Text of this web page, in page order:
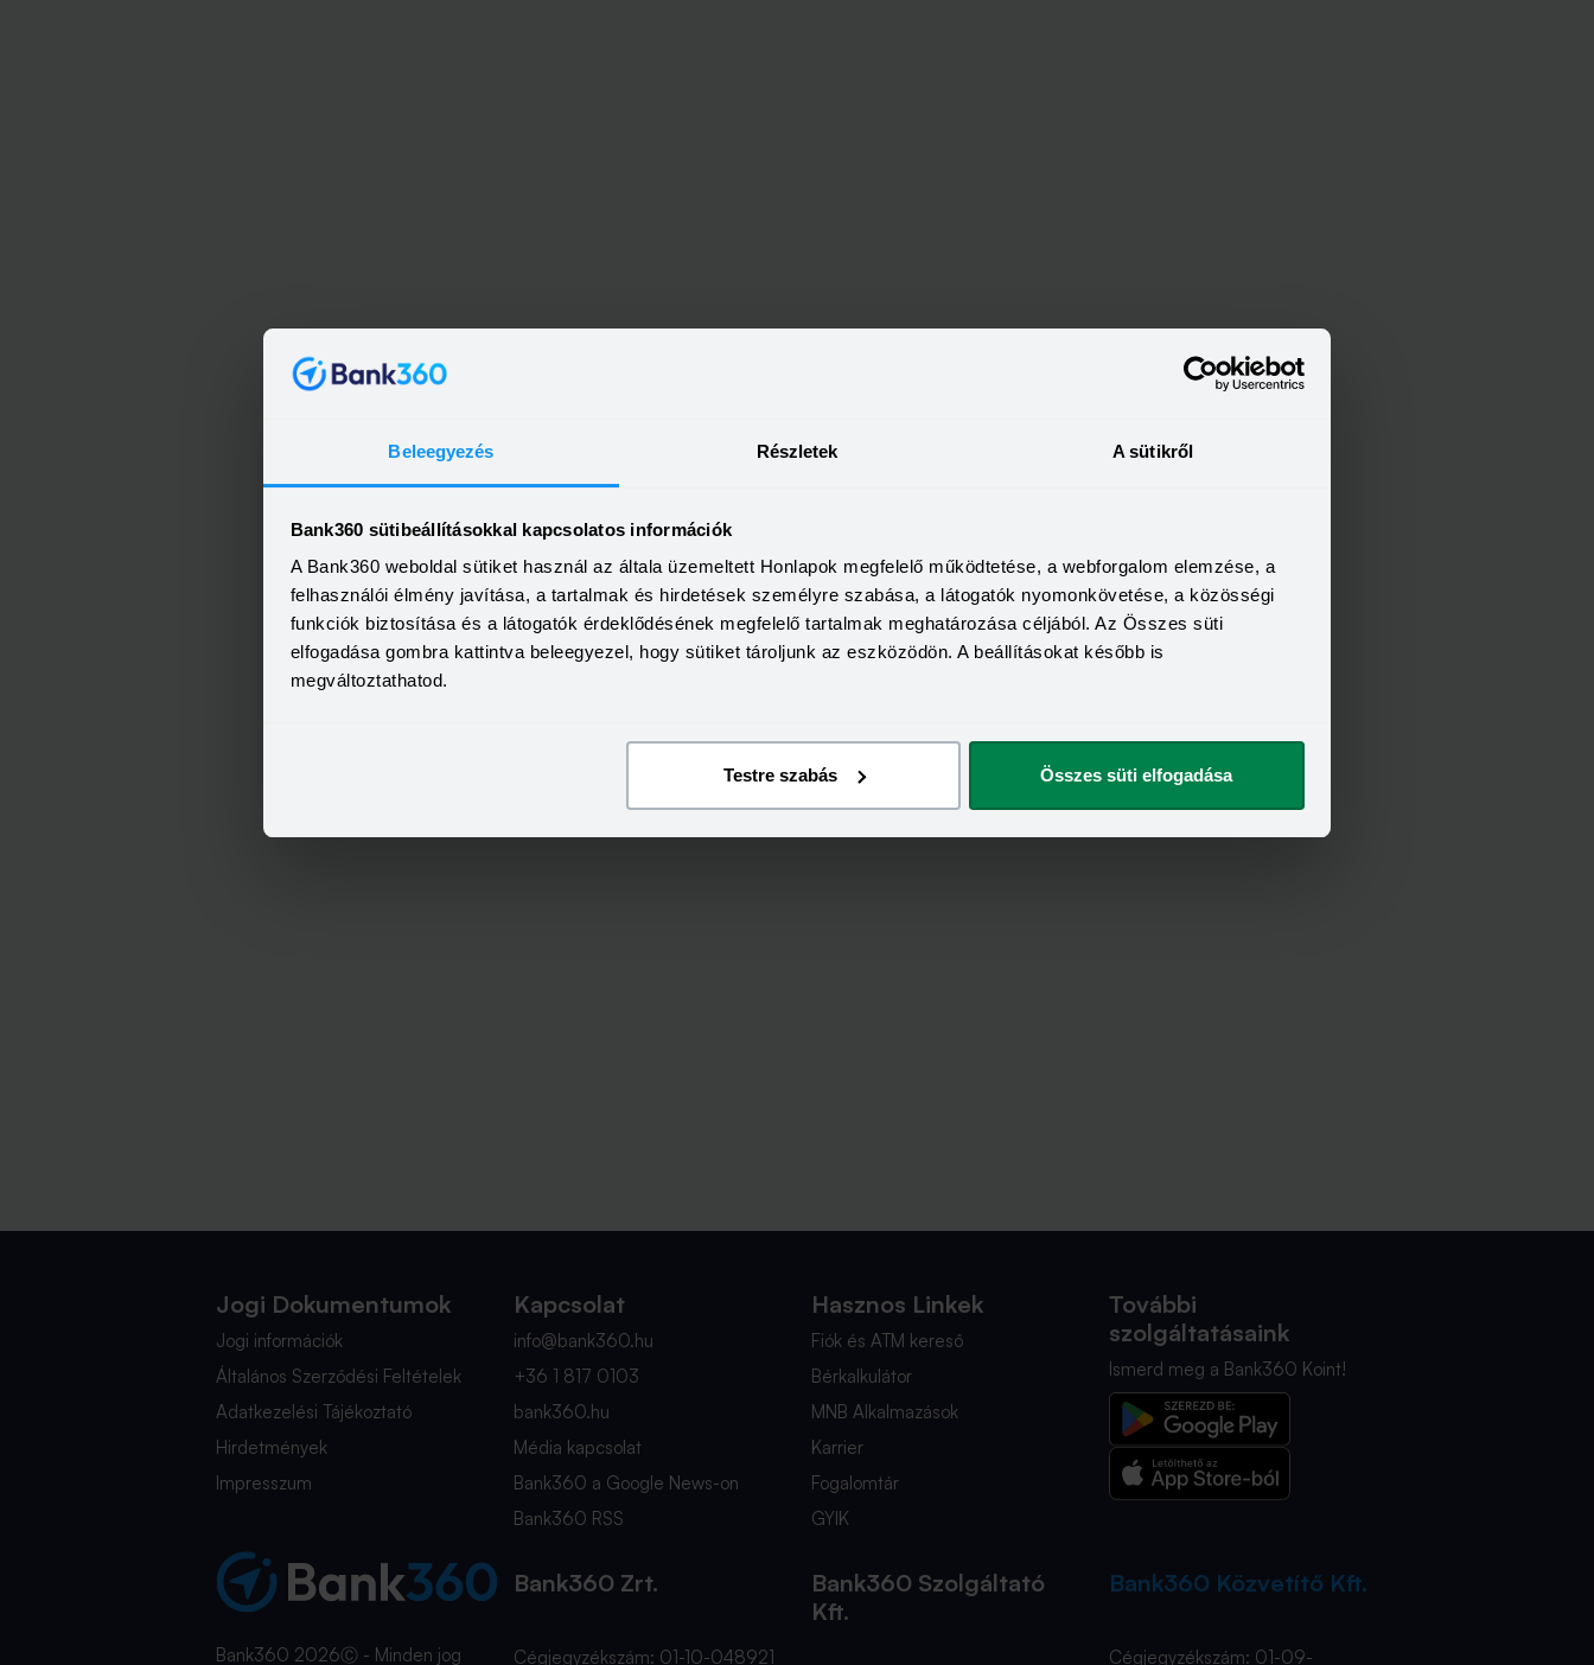
Beleegyezés Részletek A sütikről
Bank360 sütibeállításokkal kapcsolatos információk
A Bank360 weboldal sütiket használ az általa üzemeltett Honlapok megfelelő működtetése, a webforgalom elemzése, a
felhasználói élmény javítása, a tartalmak és hirdetések személyre szabása, a látogatók nyomonkövetése, a közösségi
funkciók biztosítása és a látogatók érdeklődésének megfelelő tartalmak meghatározása céljából. Az Összes süti
elfogadása gombra kattintva beleegyezel, hogy sütiket tároljunk az eszközödön. A beállításokat később is
megváltoztathatod.
Testre szabás Összes süti elfogadása
MBH bankfiókok Tatabánya településen
2800 Tatabánya, Fő tér 6.
Tovább a fiókoldalra
6.
Tovább a fiókoldalra
Jogi Dokumentumok
Jogi információk
Általános Szerződési Feltételek
Adatkezelési Tájékoztató
Hirdetmények
Impresszum
Kapcsolat
info@bank360.hu
+36 1 817 0103
bank360.hu
Média kapcsolat
Bank360 a Google News-on
Bank360 RSS
Hasznos Linkek
Fiók és ATM kereső
Bérkalkulátor
MNB Alkalmazások
Karrier
Fogalomtár
GYIK
További
szolgáltatásaink
Ismerd meg a Bank360 Koint!
Bank360 2026Ⓒ - Minden jog
Bank360 Zrt.
Cégjegyzékszám: 01-10-048921
Bank360 Szolgáltató
Kft.
Bank360 Közvetítő Kft.
Cégjegyzékszám: 01-09-